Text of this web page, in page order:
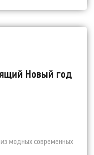
Новый год
модных современных